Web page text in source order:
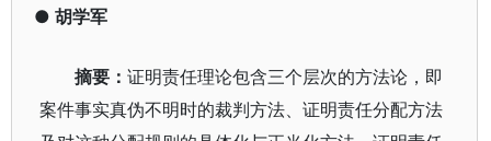
● 胡学军
摘要： 证明责任理论包含三个层次的方法论，即
案件事实真伪不明时的裁判方法、证明责任分配方法